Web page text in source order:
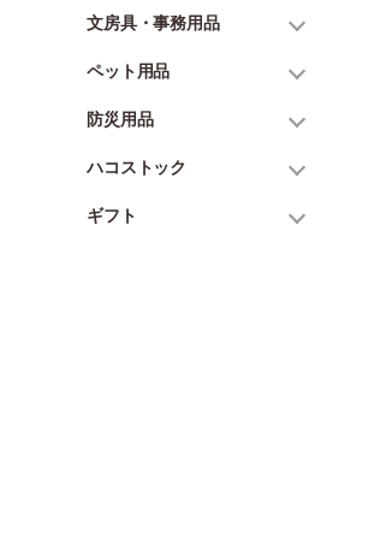
文房具・事務用品
ペット用品
防災用品
ハコストック
ギフト